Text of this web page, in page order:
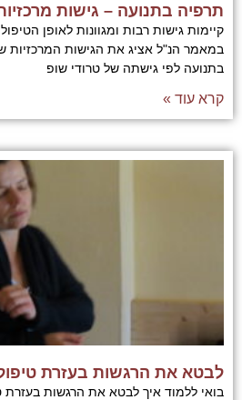
תרפיה בתנועה – גישות
קיימות גישות רבות ומגוונות לאופן
במאמר הנ"ל אציג את הגישות המרכזיות
בתנועה לפי גישתה של טרודי שופ
קרא עוד »
לבטא את הרגשות בעזרת
בואי ללמוד איך לבטא את הרגשות בעזרת